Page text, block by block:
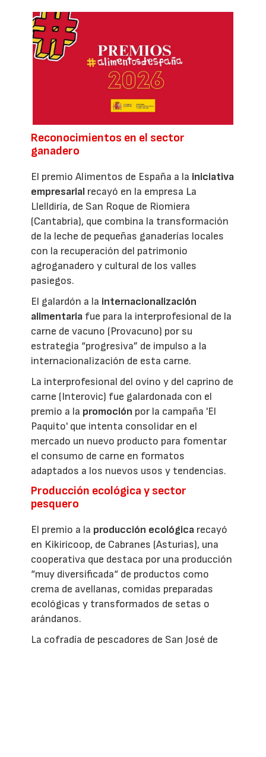
Reconocimientos en el sector
ganadero
El premio Alimentos de España a la iniciativa
empresarial recayó en la empresa La
Llelldiría, de San Roque de Riomiera
(Cantabria), que combina la transformación
de la leche de pequeñas ganaderías locales
con la recuperación del patrimonio
agroganadero y cultural de los valles
pasiegos.
El galardón a la internacionalización
alimentaria fue para la interprofesional de la
carne de vacuno (Provacuno) por su
estrategia “progresiva” de impulso a la
internacionalización de esta carne.
La interprofesional del ovino y del caprino de
carne (Interovic) fue galardonada con el
premio a la promoción por la campaña 'El
Paquito' que intenta consolidar en el
mercado un nuevo producto para fomentar
el consumo de carne en formatos
adaptados a los nuevos usos y tendencias.
Producción ecológica y sector
pesquero
El premio a la producción ecológica recayó
en Kikiricoop, de Cabranes (Asturias), una
cooperativa que destaca por una producción
“muy diversificada“ de productos como
crema de avellanas, comidas preparadas
ecológicas y transformados de setas o
arándanos.
La cofradía de pescadores de San José de